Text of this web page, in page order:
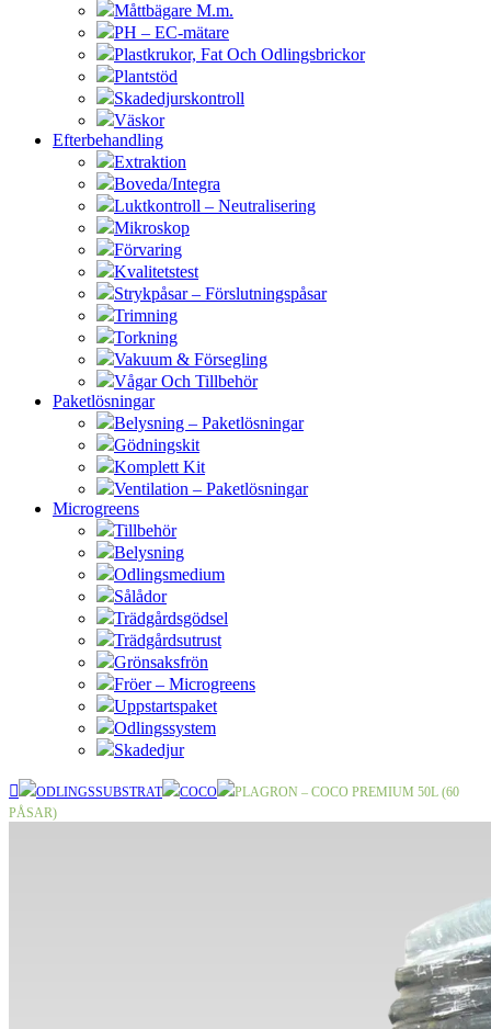
Måttbägare M.m.
PH – EC-mätare
Plastkrukor, Fat Och Odlingsbrickor
Plantstöd
Skadedjurskontroll
Väskor
Efterbehandling
Extraktion
Boveda/Integra
Luktkontroll – Neutralisering
Mikroskop
Förvaring
Kvalitetstest
Strykpåsar – Förslutningspåsar
Trimning
Torkning
Vakuum & Försegling
Vågar Och Tillbehör
Paketlösningar
Belysning – Paketlösningar
Gödningskit
Komplett Kit
Ventilation – Paketlösningar
Microgreens
Tillbehör
Belysning
Odlingsmedium
Sålådor
Trädgårdsgödsel
Trädgårdsutrust
Grönsaksfrön
Fröer – Microgreens
Uppstartspaket
Odlingssystem
Skadedjur
ODLINGSSUBSTRAT COCO
PLAGRON – COCO PREMIUM 50L (60
PÅSAR)